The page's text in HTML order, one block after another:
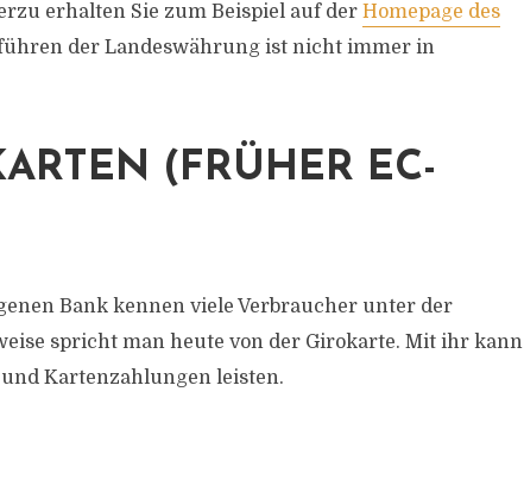
erhalten Sie zum Beispiel auf der Homepage des
der Landeswährung ist nicht immer in
(FRÜHER EC-
Bank kennen viele Verbraucher unter der
spricht man heute von der Girokarte. Mit ihr kann
Kartenzahlungen leisten.